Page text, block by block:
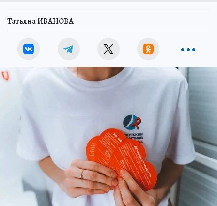
Татьяна ИВАНОВА